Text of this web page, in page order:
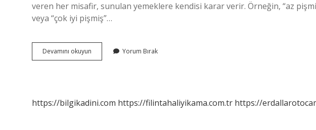
veren her misafir, sunulan yemeklere kendisi karar verir. Örneğin, “az
veya “çok iyi pişmiş”…
Devamını okuyun
Mekan
Yorum Bırak
https://bilgikadini.com https://filintahaliyikama.com.tr https://